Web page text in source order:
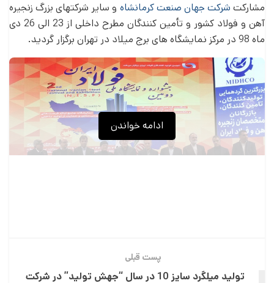
مشارکت شرکت جهان صنعت کرمانشاه و سایر شرکت­های بزرگ زنجیره
آهن و فولاد کشور و تأمین کنندگان مطرح داخلی از 23 الی 26 دی
ماه 98 در مرکز نمایشگاه­ های برج میلاد در تهران برگزار گردید.
ادامه خواندن
پست قبلی
تولید میلگرد سایز 10 در سال “جهش تولید” در شرکت